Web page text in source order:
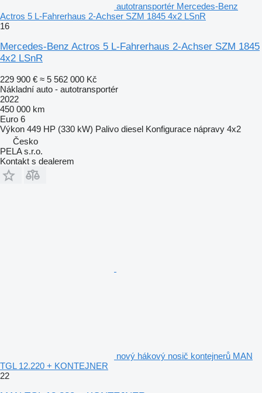
autotransportér Mercedes-Benz
Actros 5 L-Fahrerhaus 2-Achser SZM 1845 4x2 LSnR
16
Mercedes-Benz Actros 5 L-Fahrerhaus 2-Achser SZM 1845
4x2 LSnR
229 900 € ≈ 5 562 000 Kč
Nákladní auto - autotransportér
2022
450 000 km
Euro 6
Výkon 449 HP (330 kW) Palivo diesel Konfigurace nápravy 4x2
Česko
PELA s.r.o.
Kontakt s dealerem
nový hákový nosič kontejnerů MAN
TGL 12.220 + KONTEJNER
22